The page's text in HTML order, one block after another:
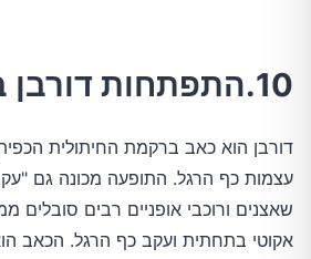
10.התפתחות דורבן בכף הרגל
דורבן הוא כאב ברקמת החיתולית
עצמות כף הרגל. התופעה מכונה גם
שאצנים ורוכבי אופניים רבים סובלים
אקוטי בתחתית ועקב כף הרגל. הכאב